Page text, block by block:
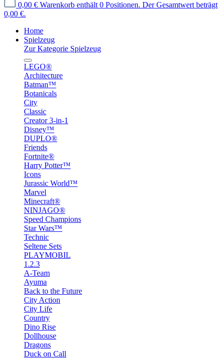
0,00 € Warenkorb enthält 0 Positionen. Der Gesamtwert beträgt
0,00 €.
Home
Spielzeug
Zur Kategorie Spielzeug
LEGO®
Architecture
Batman™
Botanicals
City
Classic
Creator 3-in-1
Disney™
DUPLO®
Friends
Fortnite®
Harry Potter™
Icons
Jurassic World™
Marvel
Minecraft®
NINJAGO®
Speed Champions
Star Wars™
Technic
Seltene Sets
PLAYMOBIL
1.2.3
A-Team
Ayuma
Back to the Future
City Action
City Life
Country
Dino Rise
Dollhouse
Dragons
Duck on Call